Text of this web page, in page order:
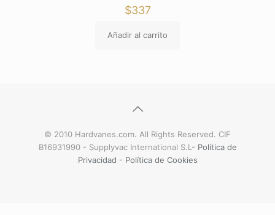
$337
Añadir al carrito
© 2010 Hardvanes.com. All Rights Reserved. CIF
B16931990 - Supplyvac International S.L- Política de
Privacidad - Política de Cookies